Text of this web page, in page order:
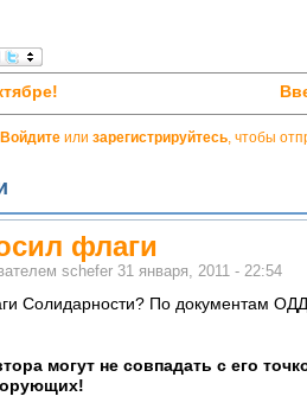
Войдите или зарегистрируйтесь , чтобы
флаги
schefer 31 января, 2011 - 22:54
Солидарности? По документам
могут не совпадать с его